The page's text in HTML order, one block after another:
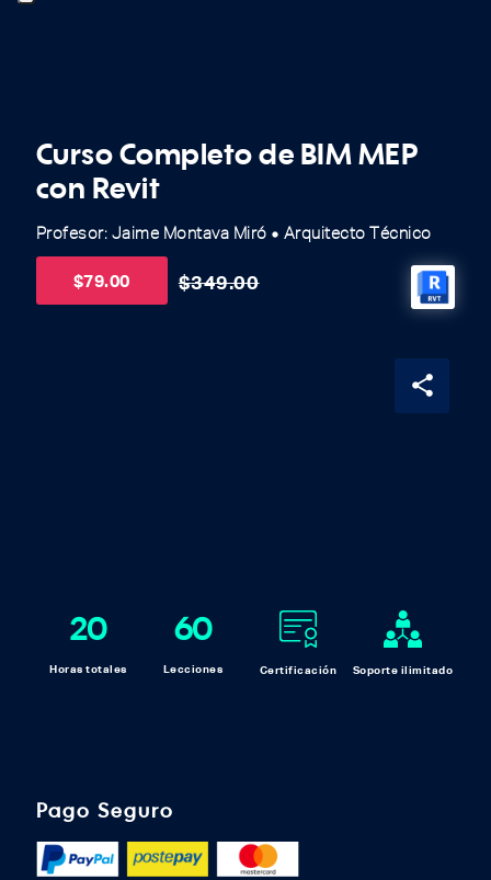
Curso Completo de BIM MEP
con Revit
Profesor: Jaime Montava Miró fiber_manual_record Arquitecto Técnico
$349.00
$79.00
share
20
Horas totales
60
Lecciones Certificación Soporte ilimitado
Pago Seguro